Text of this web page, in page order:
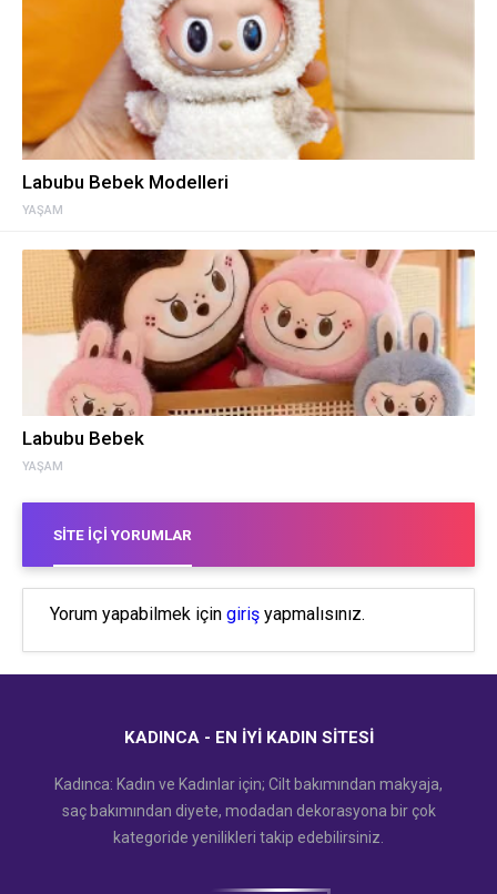
YAŞAM
Labubu Bebek Modelleri
YAŞAM
Labubu Bebek
SITE İÇI YORUMLAR
Yorum yapabilmek için giriş yapmalısınız.
KADINCA - EN İYI KADIN SITESI
Kadınca: Kadın ve Kadınlar için; Cilt bakımından makyaja,
saç bakımından diyete, modadan dekorasyona bir çok
kategoride yenilikleri takip edebilirsiniz.